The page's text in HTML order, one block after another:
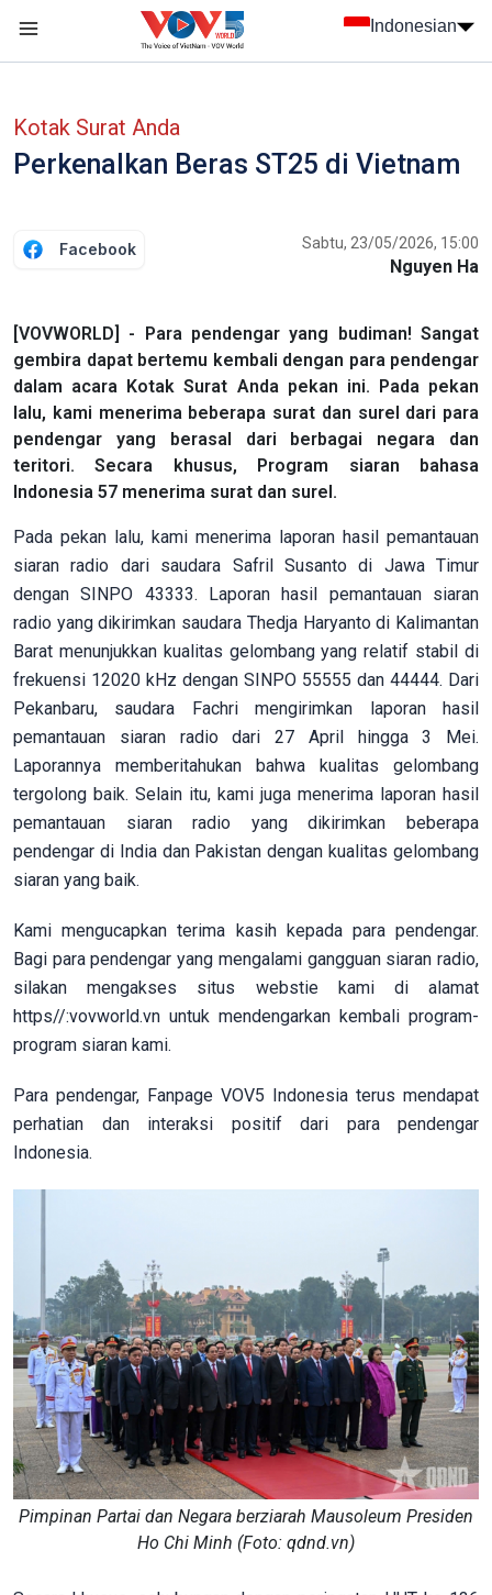
Indonesian
Kotak Surat Anda
Perkenalkan Beras ST25 di Vietnam
Facebook Sabtu, 23/05/2026, 15:00
Nguyen Ha
[VOVWORLD] - Para pendengar yang budiman! Sangat
gembira dapat bertemu kembali dengan para pendengar
dalam acara Kotak Surat Anda pekan ini. Pada pekan
lalu, kami menerima beberapa surat dan surel dari para
pendengar yang berasal dari berbagai negara dan
teritori. Secara khusus, Program siaran bahasa
Indonesia 57 menerima surat dan surel.
Pada pekan lalu, kami menerima laporan hasil pemantauan
siaran radio dari saudara Safril Susanto di Jawa Timur
dengan SINPO 43333. Laporan hasil pemantauan siaran
radio yang dikirimkan saudara Thedja Haryanto di Kalimantan
Barat menunjukkan kualitas gelombang yang relatif stabil di
frekuensi 12020 kHz dengan SINPO 55555 dan 44444. Dari
Pekanbaru, saudara Fachri mengirimkan laporan hasil
pemantauan siaran radio dari 27 April hingga 3 Mei.
Laporannya memberitahukan bahwa kualitas gelombang
tergolong baik. Selain itu, kami juga menerima laporan hasil
pemantauan siaran radio yang dikirimkan beberapa
pendengar di India dan Pakistan dengan kualitas gelombang
siaran yang baik.
Kami mengucapkan terima kasih kepada para pendengar.
Bagi para pendengar yang mengalami gangguan siaran radio,
silakan mengakses situs webstie kami di alamat
https//:vovworld.vn untuk mendengarkan kembali program-
program siaran kami.
Para pendengar, Fanpage VOV5 Indonesia terus mendapat
perhatian dan interaksi positif dari para pendengar
Indonesia.
Pimpinan Partai dan Negara berziarah Mausoleum Presiden
Ho Chi Minh (Foto: qdnd.vn)